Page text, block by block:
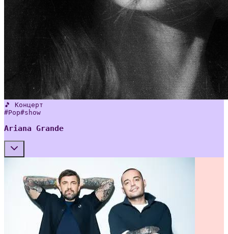
🎵 Концерт
#Pop#show
Ariana Grande